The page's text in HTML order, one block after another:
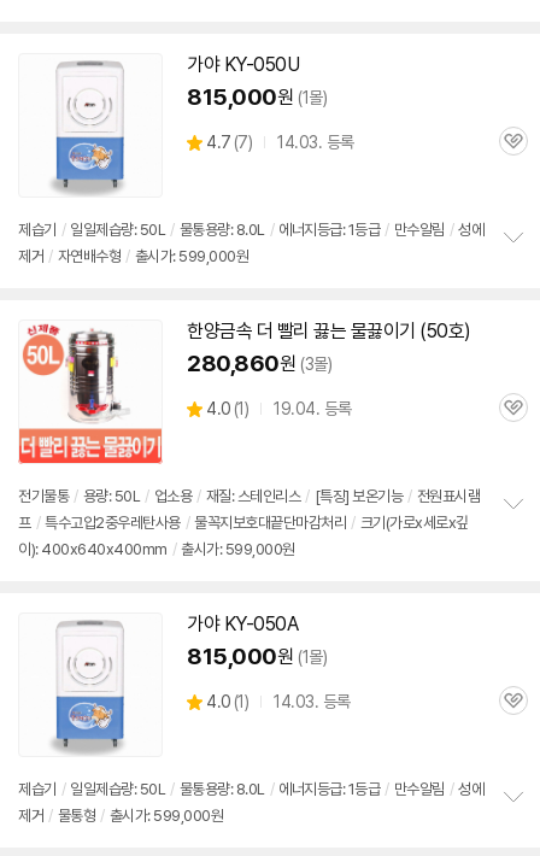
가야 KY-050U
815,000원 (1몰)
별
4.7 (상
뷰
7) 14.03. 등록
관
제습기 / 일일제습량: 50L / 물통용량: 8.0L / 에너지등급: 1등급 / 만수알림 / 성에
제거 / 자연배수형 / 출시가: 599,000원
한양금속 더 빨리 끓는 물끓이기 (50호)
280,860원 (3몰)
별
4.0 (상
뷰
1) 19.04. 등록
관
전기 물통 / 용량: 50L / 업소용 / 재질: 스테인리스 / [특징] 보온기능 / 전원표시램
프 / 특수고압2중우레탄사용 / 물꼭지보호대끝단마감처리 / 크기(가로x세로x깊
이): 400x640x400mm / 출시가: 599,000원
가야 KY-050A
815,000원 (1몰)
별
4.0 (상
뷰
1) 14.03. 등록
관
제습기 / 일일제습량: 50L / 물통용량: 8.0L / 에너지등급: 1등급 / 만수알림 / 성에
제거 / 물통형 / 출시가: 599,000원